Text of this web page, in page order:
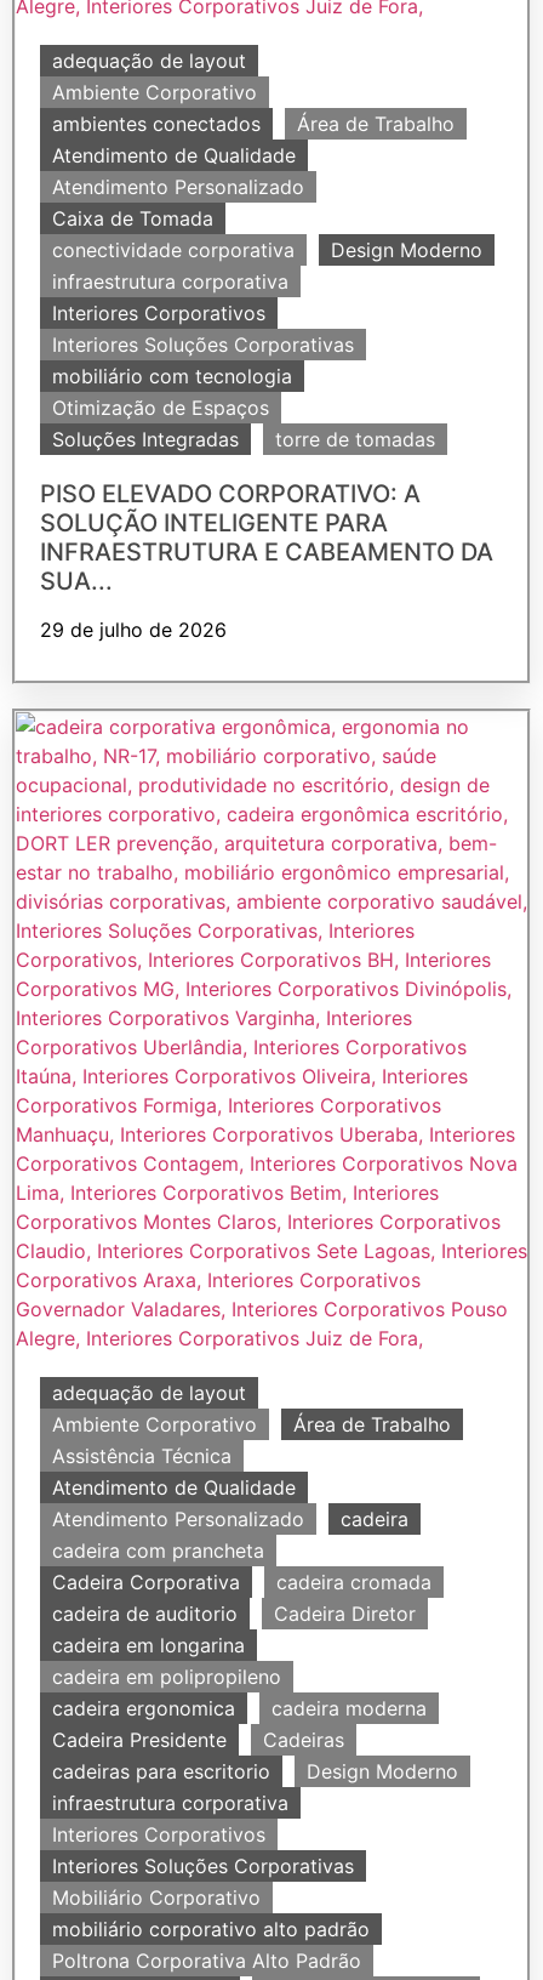
adequação de layout
Ambiente Corporativo
ambientes conectados
Área de Trabalho
Atendimento de Qualidade
Atendimento Personalizado
Caixa de Tomada
conectividade corporativa
Design Moderno
infraestrutura corporativa
Interiores Corporativos
Interiores Soluções Corporativas
mobiliário com tecnologia
Otimização de Espaços
Soluções Integradas
torre de tomadas
PISO ELEVADO CORPORATIVO: A
SOLUÇÃO INTELIGENTE PARA
INFRAESTRUTURA E CABEAMENTO DA
SUA...
29 de julho de 2026
adequação de layout
Ambiente Corporativo
Área de Trabalho
Assistência Técnica
Atendimento de Qualidade
Atendimento Personalizado
cadeira
cadeira com prancheta
Cadeira Corporativa
cadeira cromada
cadeira de auditorio
Cadeira Diretor
cadeira em longarina
cadeira em polipropileno
cadeira ergonomica
cadeira moderna
Cadeira Presidente
Cadeiras
cadeiras para escritorio
Design Moderno
infraestrutura corporativa
Interiores Corporativos
Interiores Soluções Corporativas
Mobiliário Corporativo
mobiliário corporativo alto padrão
Poltrona Corporativa Alto Padrão